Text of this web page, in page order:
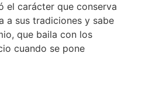
el carácter que conserva
a sus tradiciones y sabe
que baila con los
cuando se pone